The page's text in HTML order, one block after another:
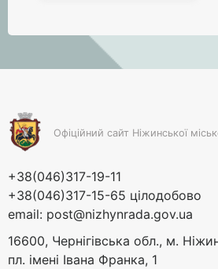
Офіційний сайт Ніжинської
+38(046)317-19-11
+38(046)317-15-65 цілодобово
email: post@nizhynrada.gov.ua
16600, Чернігівська обл., м.
пл. імені Івана Франка, 1